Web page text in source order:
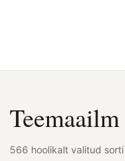
Teemaailm
566 hoolikalt valitud